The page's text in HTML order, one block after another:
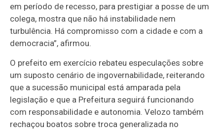
em período de recesso, para prestigiar a posse de um
colega, mostra que não há instabilidade nem
turbulência. Há compromisso com a cidade e com a
democracia”, afirmou.
O prefeito em exercício rebateu especulações sobre
um suposto cenário de ingovernabilidade, reiterando
que a sucessão municipal está amparada pela
legislação e que a Prefeitura seguirá funcionando
com responsabilidade e autonomia. Velozo também
rechaçou boatos sobre troca generalizada no